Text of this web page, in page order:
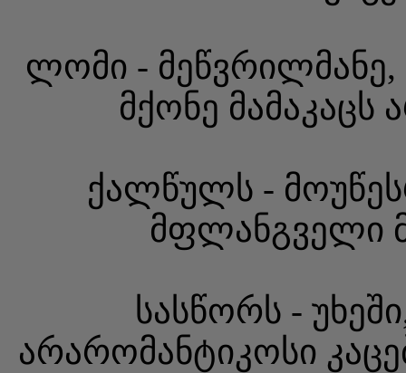
ლომი - მეწვრილმანე,
მქონე მამაკაცს
ქალწულს -
მფლანგველი
სასწორს -
არარომანტიკოსი